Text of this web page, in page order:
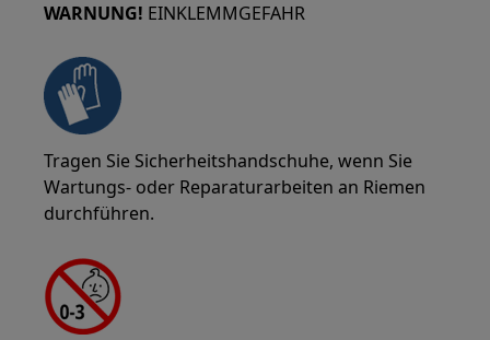
WARNUNG! EINKLEMMGEFAHR
Tragen Sie Sicherheitshandschuhe, wenn Sie
Wartungs- oder Reparaturarbeiten an Riemen
durchführen.